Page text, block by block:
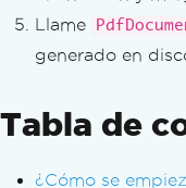
Llame
generado en
Tabla de
¿Cómo se